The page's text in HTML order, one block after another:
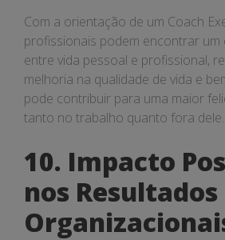
Com a orientação de um Coach
profissionais podem encontrar um
entre vida pessoal e profissional,
melhoria na qualidade de vida e
pode contribuir para uma maior
tanto no trabalho quanto fora dele.
10. Impacto
nos Resultados